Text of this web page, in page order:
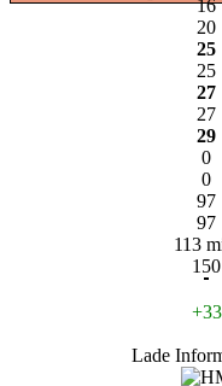
16
20
25
25
27
27
29
0
0
97
97
113
150
+33
Lade